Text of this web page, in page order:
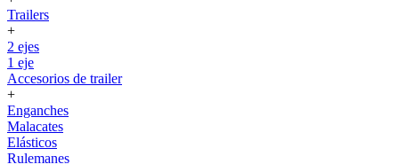
Trailers
+
2 ejes
1 eje
Accesorios de trailer
+
Enganches
Malacates
Elásticos
Rulemanes